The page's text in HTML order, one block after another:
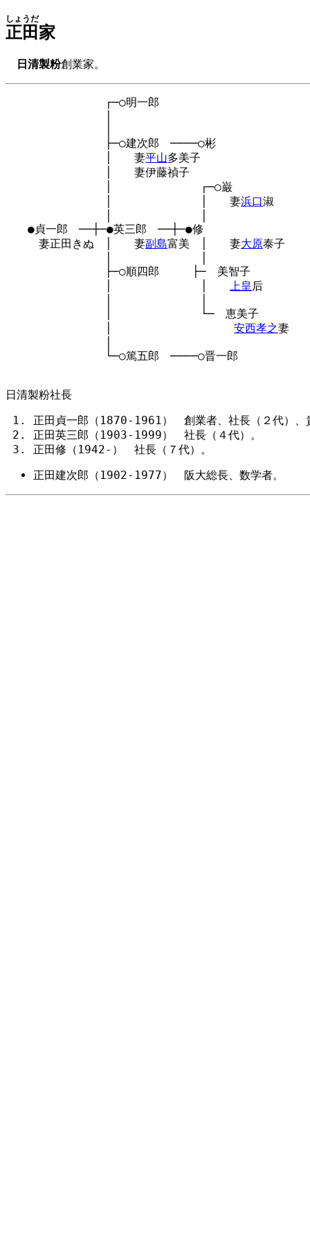
正田
しょうだ
家
日清製粉創業家。
┌─○明一郎
├─○建次郎　────○彬
│　　妻平山多美子
│　　妻伊藤禎子
│　　　　　　　　┌─○巌
│　　　　　　　　│　　妻浜口淑
●貞一郎　──┼─●英三郎　──┼─●修
妻正田きぬ　│　　妻副島富美　│　　妻大原泰子
├─○順四郎　　　├─　美智子
上皇 后
│　　　　　　　　└─　恵美子
安西孝之妻
└─○篤五郎　────○晋一郎
日清製粉社長
正田貞一郎（1870-1961） 創業者、社長（２代）、
正田英三郎（1903-1999） 社長（４代）。
正田修（1942-） 社長（７代）。
正田建次郎（1902-1977） 阪大総長、数学者。